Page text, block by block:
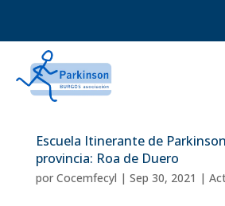
Escuela Itinerante de
provincia: Roa de Duero
por Cocemfecyl | Sep 30, 2021 |